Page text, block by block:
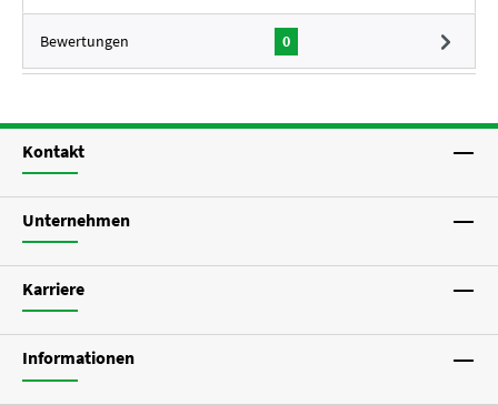
Bewertungen 0
Kontakt
Unternehmen
Karriere
Informationen